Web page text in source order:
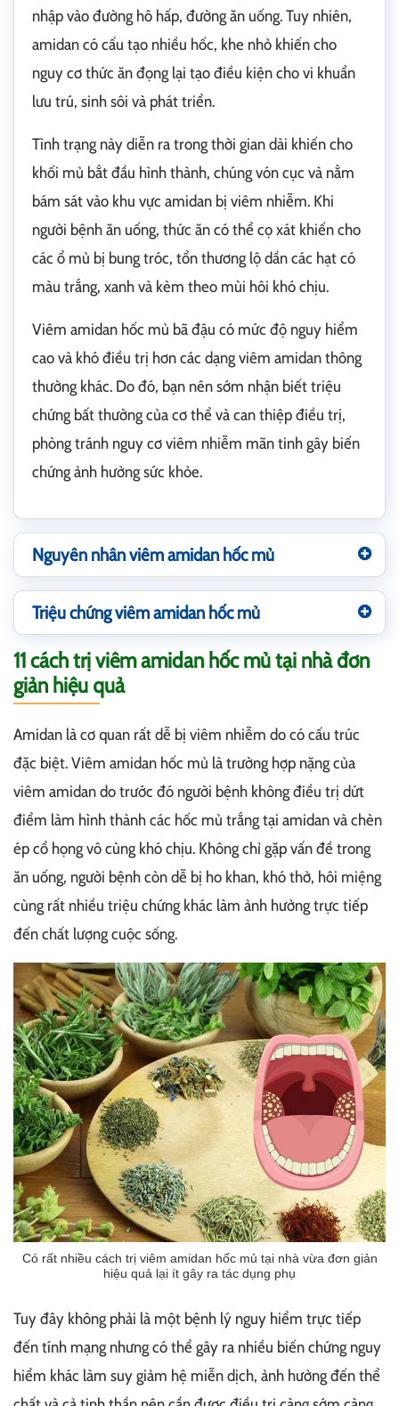
nhập vào đường hô hấp, đường ăn uống. Tuy nhiên,
amidan có cấu tạo nhiều hốc, khe nhỏ khiến cho
nguy cơ thức ăn đọng lại tạo điều kiện cho vi khuẩn
lưu trú, sinh sôi và phát triển.
Tình trạng này diễn ra trong thời gian dài khiến cho
khối mủ bắt đầu hình thành, chúng vón cục và nằm
bám sát vào khu vực amidan bị viêm nhiễm. Khi
người bệnh ăn uống, thức ăn có thể cọ xát khiến cho
các ổ mủ bị bung tróc, tổn thương lộ dần các hạt có
màu trắng, xanh và kèm theo mùi hôi khó chịu.
Viêm amidan hốc mủ bã đậu có mức độ nguy hiểm
cao và khó điều trị hơn các dạng viêm amidan thông
thường khác. Do đó, bạn nên sớm nhận biết triệu
chứng bất thường của cơ thể và can thiệp điều trị,
phòng tránh nguy cơ viêm nhiễm mãn tinh gây biến
chứng ảnh hưởng sức khỏe.
Nguyên nhân viêm amidan hốc mủ
Triệu chứng viêm amidan hốc mủ
11 cách trị viêm amidan hốc mủ tại nhà đơn
giản hiệu quả
Amidan là cơ quan rất dễ bị viêm nhiễm do có cấu trúc
đặc biệt. Viêm amidan hốc mủ là trường hợp nặng của
viêm amidan do trước đó người bệnh không điều trị dứt
điểm làm hình thành các hốc mủ trắng tại amidan và chèn
ép cổ họng vô cùng khó chịu. Không chỉ gặp vấn đề trong
ăn uống, người bệnh còn dễ bị ho khan, khó thở, hôi miệng
cùng rất nhiều triệu chứng khác làm ảnh hưởng trực tiếp
đến chất lượng cuộc sống.
Có rất nhiều cách trị viêm amidan hốc mủ tại nhà vừa đơn giản
hiệu quả lại ít gây ra tác dụng phụ
Tuy đây không phải là một bệnh lý nguy hiểm trực tiếp
đến tính mạng nhưng có thể gây ra nhiều biến chứng nguy
hiểm khác làm suy giảm hệ miễn dịch, ảnh hưởng đến thể